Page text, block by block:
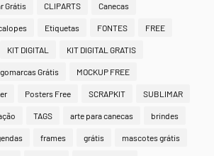
Grátis CLIPARTS Canecas
Etiquetas FONTES FREE
KIT DIGITAL KIT DIGITAL GRATIS
Grátis MOCKUP FREE
Posters Free SCRAPKIT SUBLIMAR
TAGS arte para canecas brindes
frames grátis mascotes grátis